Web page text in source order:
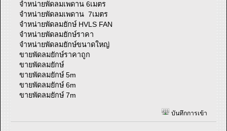
จำหน่ายพัดลมเพดาน 6เมตร
จำหน่ายพัดลมเพดาน 7เมตร
จำหน่ายพัดลมยักษ์ HVLS FAN
จำหน่ายพัดลมยักษ์ราคา
จำหน่ายพัดลมยักษ์ขนาดใหญ่
ขายพัดลมยักษ์ราคาถูก
ขายพัดลมยักษ์
ขายพัดลมยักษ์ 5m
ขายพัดลมยักษ์ 6m
ขายพัดลมยักษ์ 7m
บันทึกการเข้า